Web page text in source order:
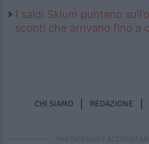
I saldi Sklum puntano
sconti che arrivano fino a
CHI SIAMO REDAZIONE
PARTNERSHIP E